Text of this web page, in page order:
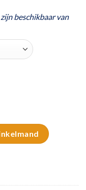
beschikbaar van
| lijngravure met